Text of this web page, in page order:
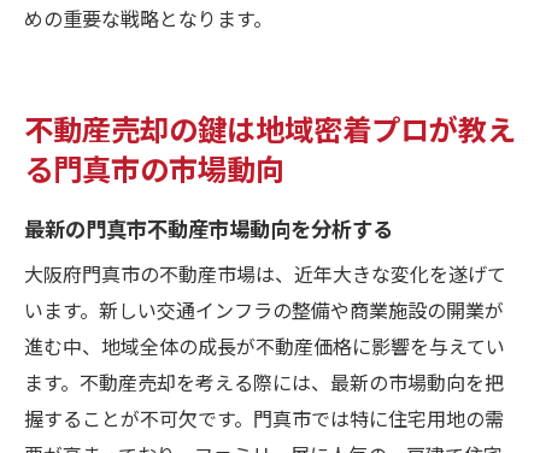
法
めの重要な戦略となります。
不動産売却の鍵は地域密着プロが教え
る門真市の市場動向
最新の門真市不動産市場動向を分析する
大阪府門真市の不動産市場は、近年大きな変化を遂げて
います。新しい交通インフラの整備や商業施設の開業が
進む中、地域全体の成長が不動産価格に影響を与えてい
ます。不動産売却を考える際には、最新の市場動向を把
握することが不可欠です。門真市では特に住宅用地の需